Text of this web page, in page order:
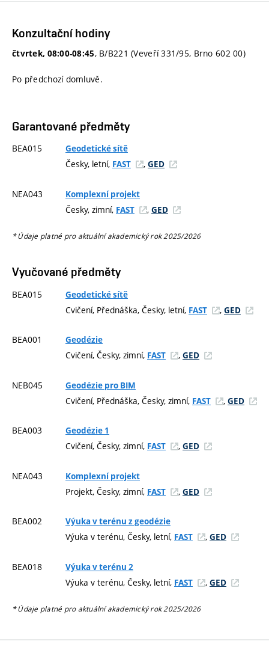
Konzultační hodiny
čtvrtek, 08:00-08:45, B/B221 (Veveří 331/95, Brno 602 00)
Po předchozí domluvě.
Garantované předměty
BEA015 Geodetické sítě
Česky, letní, FAST , GED
NEA043 Komplexní projekt
Česky, zimní, FAST , GED
* Údaje platné pro aktuální akademický rok 2025/2026
Vyučované předměty
BEA015 Geodetické sítě
Cvičení, Přednáška, Česky, letní, FAST , GED
BEA001 Geodézie
Cvičení, Česky, zimní, FAST , GED
NEB045 Geodézie pro BIM
Cvičení, Přednáška, Česky, zimní, FAST , GED
BEA003 Geodézie 1
Cvičení, Česky, zimní, FAST , GED
NEA043 Komplexní projekt
Projekt, Česky, zimní, FAST , GED
BEA002 Výuka v terénu z geodézie
Výuka v terénu, Česky, letní, FAST , GED
BEA018 Výuka v terénu 2
Výuka v terénu, Česky, letní, FAST , GED
* Údaje platné pro aktuální akademický rok 2025/2026